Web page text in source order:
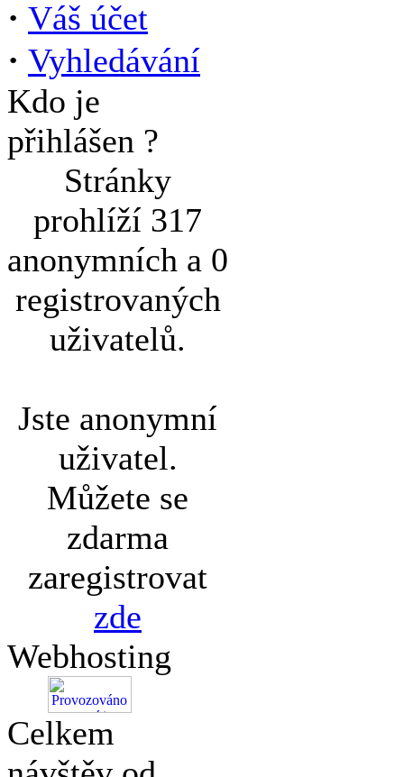
· Váš účet
· Vyhledávání
Kdo je
přihlášen ?
Stránky
prohlíží 317
anonymních a 0
registrovaných
uživatelů.
Jste anonymní
uživatel.
Můžete se
zdarma
zaregistrovat
zde
Webhosting
Celkem